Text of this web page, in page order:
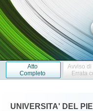
Atto
Completo
Avviso di
Errata
UNIVERSITA' DEL